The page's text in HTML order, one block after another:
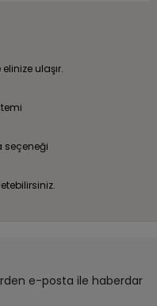
ulaşır.
seçeneği
e-posta ile haberdar